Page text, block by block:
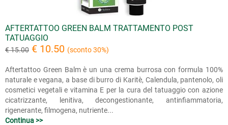
AFTERTATTOO GREEN BALM TRATTAMENTO POST
TATUAGGIO
€ 15.00 € 10.50 (sconto 30%)
Aftertattoo Green Balm è un una crema burrosa con formula 100%
naturale e vegana, a base di burro di Karitè, Calendula, pantenolo, oli
cosmetici vegetali e vitamina E per la cura del tatuaggio con azione
cicatrizzante, lenitiva, decongestionante, antinfiammatoria,
rigenerante, filmogena, nutriente...
Continua >>